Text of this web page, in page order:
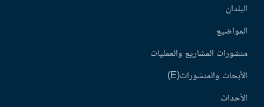
البلدان
المواضيع
منشورات المشاريع والعمليات
الأبحاث والمنشورات(E)
الأحداث